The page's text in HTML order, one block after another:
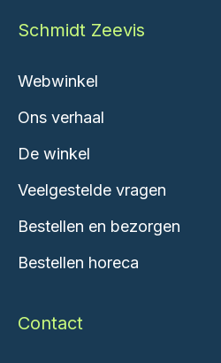
Schmidt Zeevis
Webwinkel
Ons verhaal
De winkel
Veelgestelde vragen
Bestellen en bezorgen
Bestellen horeca
Contact